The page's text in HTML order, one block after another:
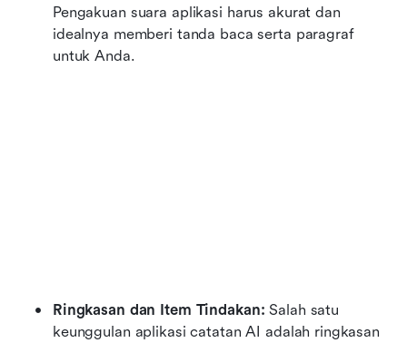
Pengakuan suara aplikasi harus akurat dan
idealnya memberi tanda baca serta paragraf
untuk Anda.
Ringkasan dan Item Tindakan: Salah satu
keunggulan aplikasi catatan AI adalah ringkasan